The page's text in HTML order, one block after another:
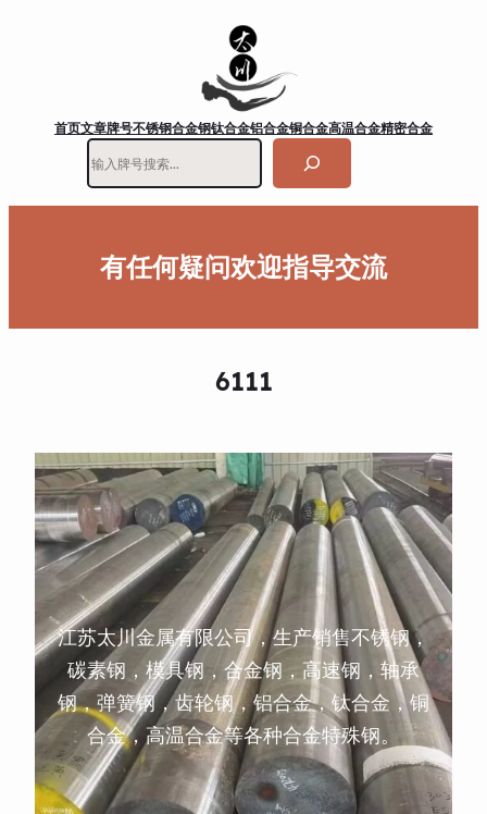
首页文章牌号不锈钢合金钢钛合金铝合金铜合金高温合金精密合金
有任何疑问欢迎指导交流
6111
江苏太川金属有限公司，生产销售不锈钢，
碳素钢，模具钢，合金钢，高速钢，轴承
钢，弹簧钢，齿轮钢，铝合金，钛合金，铜
合金，高温合金等各种合金特殊钢。